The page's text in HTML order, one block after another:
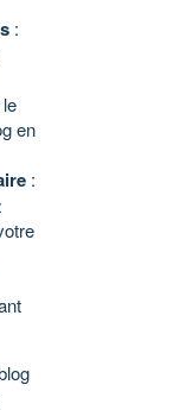
:
en
: